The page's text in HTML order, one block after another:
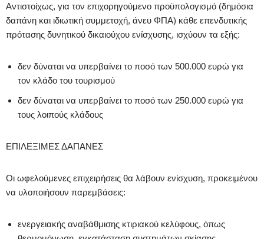
Αντιστοίχως, για τον επιχορηγούμενο προϋπολογισμό (δημόσια
δαπάνη και ιδιωτική συμμετοχή, άνευ ΦΠΑ) κάθε επενδυτικής
πρότασης δυνητικού δικαιούχου ενίσχυσης, ισχύουν τα εξής:
δεν δύναται να υπερβαίνει το ποσό των 500.000 ευρώ για
τον κλάδο του τουρισμού
δεν δύναται να υπερβαίνει το ποσό των 250.000 ευρώ για
τους λοιπούς κλάδους
ΕΠΙΛΕΞΙΜΕΣ ΔΑΠΑΝΕΣ
Οι ωφελούμενες επιχειρήσεις θα λάβουν ενίσχυση, προκειμένου
να υλοποιήσουν παρεμβάσεις:
ενεργειακής αναβάθμισης κτιριακού κελύφους, όπως